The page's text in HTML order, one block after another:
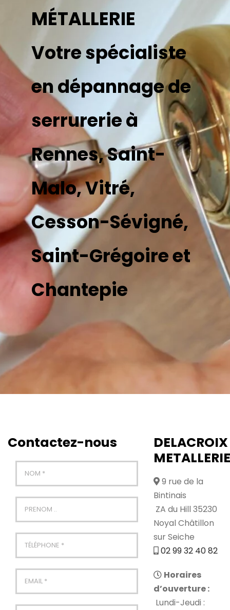
MÉTALLERIE
Votre spécialiste
en dépannage de
serrurerie à
Rennes, Saint-
Malo, Vitré,
Cesson-Sévigné,
Saint-Grégoire et
Chantepie
Contactez-nous
DELACROIX
METALLERIE
9 rue de la
Bintinais
ZA du Hill 35230
Noyal Châtillon
sur Seiche
02 99 32 40 82
Horaires
d’ouverture :
Lundi-Jeudi :